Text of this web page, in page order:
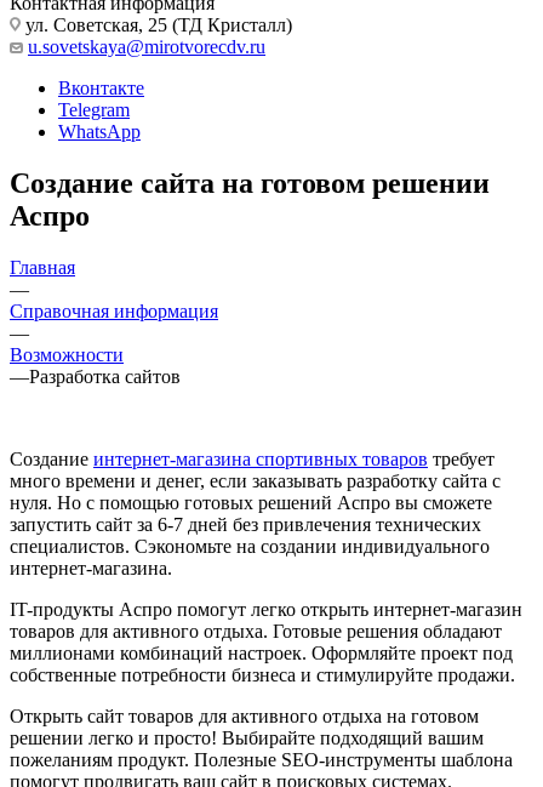
ул. Советская, 25 (ТД Кристалл)
u.sovetskaya@mirotvorecdv.ru
Вконтакте
Telegram
WhatsApp
Создание сайта на готовом решении
Аспро
Главная
—
Справочная информация
—
Возможности
—Разработка сайтов
Создание интернет-магазина спортивных товаров требует
много времени и денег, если заказывать разработку сайта с
нуля. Но с помощью готовых решений Аспро вы сможете
запустить сайт за 6-7 дней без привлечения технических
специалистов. Сэкономьте на создании индивидуального
интернет-магазина.
IT-продукты Аспро помогут легко открыть интернет-магазин
товаров для активного отдыха. Готовые решения обладают
миллионами комбинаций настроек. Оформляйте проект под
собственные потребности бизнеса и стимулируйте продажи.
Открыть сайт товаров для активного отдыха на готовом
решении легко и просто! Выбирайте подходящий вашим
пожеланиям продукт. Полезные SEO-инструменты шаблона
помогут продвигать ваш сайт в поисковых системах.